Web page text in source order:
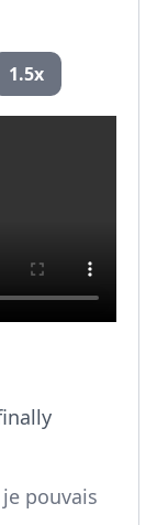
1.5x
pouvais